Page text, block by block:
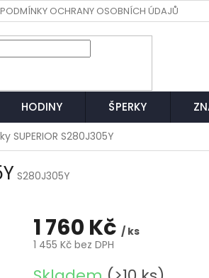
PODMÍNKY OCHRANY OSOBNÍCH ÚDAJŮ
HODINY ŠPERKY
SUPERIOR S280J305Y
S280J305Y
1 760 Kč / ks
1 455 Kč bez DPH